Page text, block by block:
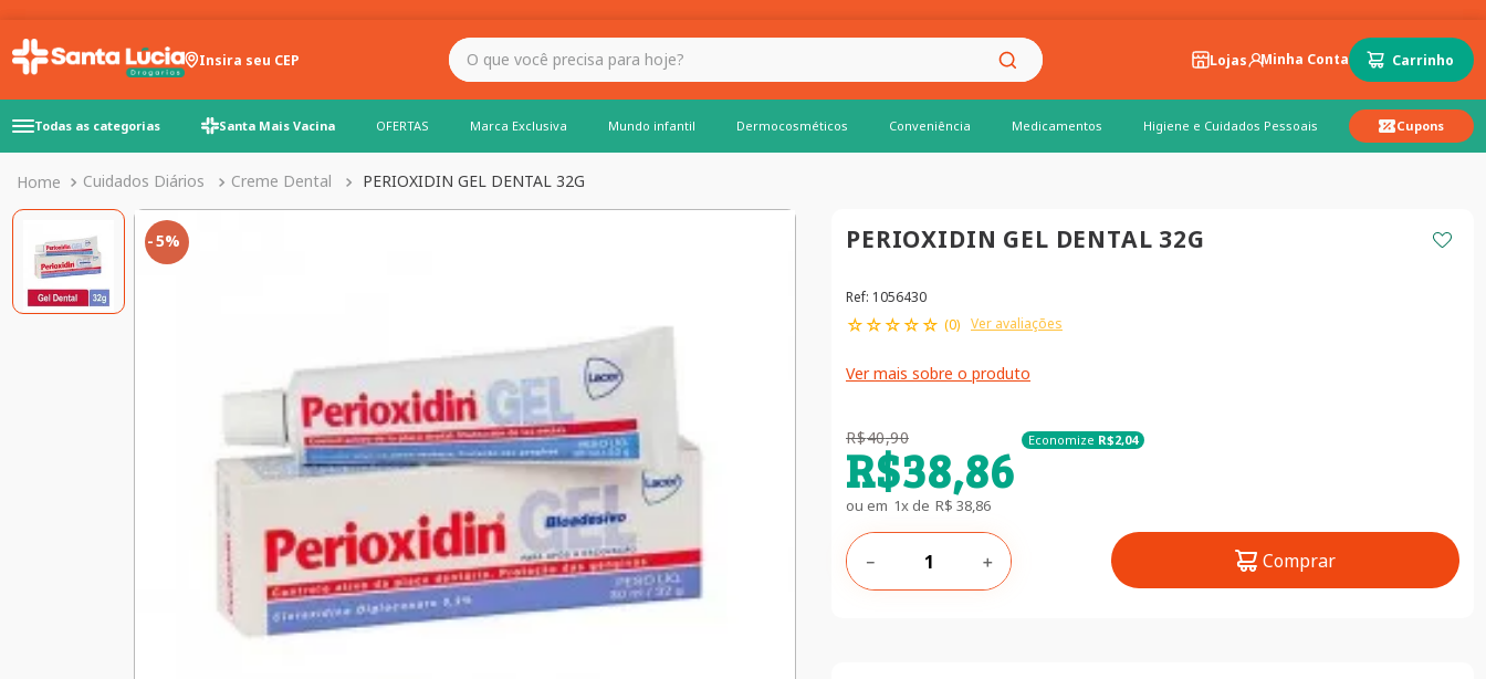
Insira seu CEP
O que você precisa para hoje?
Lojas
Todas as categorias Santa Mais Vacina OFERTAS Marca Exclusiva Mundo infantil Dermocosméticos Conveniência Medicamentos Higiene e Cuidados Pessoais Cupons
Cuidados Diários Creme Dental PERIOXIDIN GEL DENTAL 32G
5% PERIOXIDIN GEL DENTAL 32G
Ref: 1056430
☆☆☆☆☆ (0) Ver avaliações
Ver mais sobre o produto
R$40,90 Economize R$2,04
R$38,86
ou em 1x de R$ 38,86
＋
－ Comprar